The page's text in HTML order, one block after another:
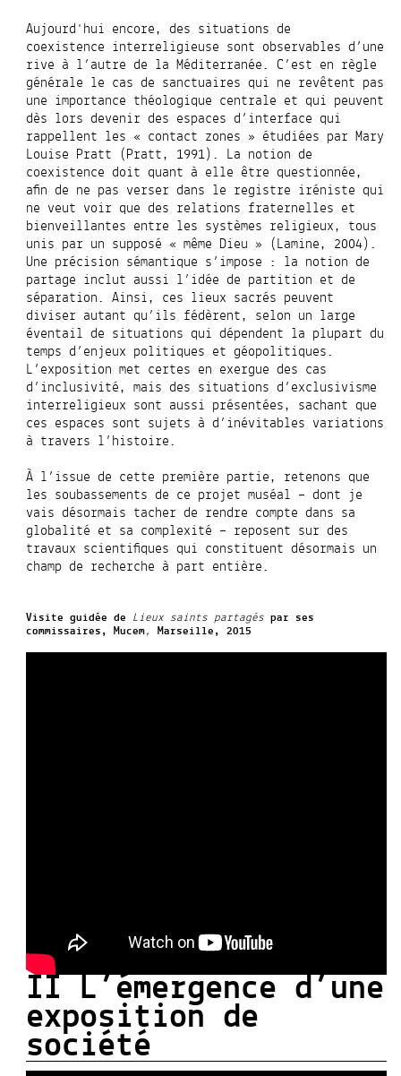
Aujourd'hui encore, des situations de
coexistence interreligieuse sont observables d’une
rive à l’autre de la Méditerranée. C’est en règle
générale le cas de sanctuaires qui ne revêtent pas
une importance théologique centrale et qui peuvent
dès lors devenir des espaces d’interface qui
rappellent les « contact zones » étudiées par Mary
Louise Pratt (Pratt, 1991). La notion de
coexistence doit quant à elle être questionnée,
afin de ne pas verser dans le registre iréniste qui
ne veut voir que des relations fraternelles et
bienveillantes entre les systèmes religieux, tous
unis par un supposé « même Dieu » (Lamine, 2004).
Une précision sémantique s’impose : la notion de
partage inclut aussi l’idée de partition et de
séparation. Ainsi, ces lieux sacrés peuvent
diviser autant qu’ils fédèrent, selon un large
éventail de situations qui dépendent la plupart du
temps d’enjeux politiques et géopolitiques.
L’exposition met certes en exergue des cas
d’inclusivité, mais des situations d’exclusivisme
interreligieux sont aussi présentées, sachant que
ces espaces sont sujets à d’inévitables variations
à travers l’histoire.
À l’issue de cette première partie, retenons que
les soubassements de ce projet muséal – dont je
vais désormais tacher de rendre compte dans sa
globalité et sa complexité – reposent sur des
travaux scientifiques qui constituent désormais un
champ de recherche à part entière.
Visite guidée de Lieux saints partagés par ses
commissaires, Mucem,Marseille, 2015
II L’émergence d’une
exposition de
société